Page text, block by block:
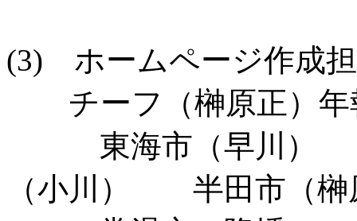
(3) ホームページ作成
チーフ（榊原正）年
東海市（早川）
（小川） 半田市（榊